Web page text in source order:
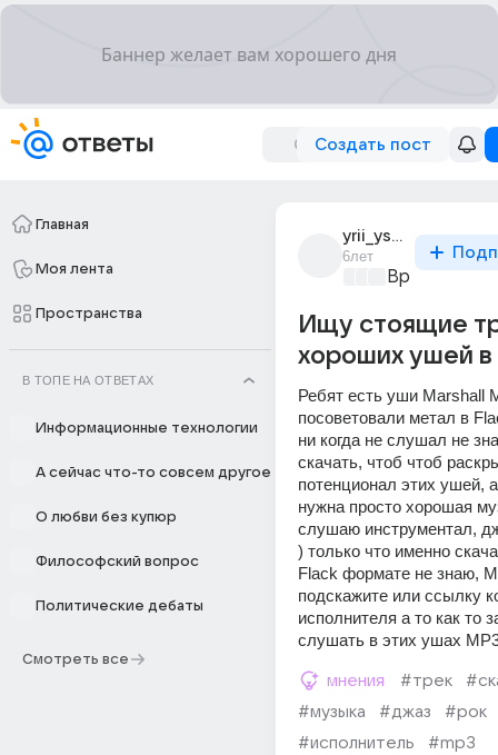
Создать пост
Главная
Моя лента
Пространства
В ТОПЕ НА ОТВЕТАХ
Информационные технологии
А сейчас что-то совсем другое
О любви без купюр
Философский вопрос
Политические дебаты
Смотреть все
yrii_ysupov_1
6лет
Время
Ищу стоящие
хороших ушей в
Ребят есть уши Marshall
посоветовали метал в
ни когда не слушал не
скачать, чтоб чтоб
потенционал этих ушей,
нужна просто хорошая
слушаю инструментал,
) только что именно
Flack формате не знаю,
подскажите или ссылку
исполнителя а то как то
слушать в этих ушах
мнения #трек
#музыка
#джаз
#рок
#исполнитель
#mp3